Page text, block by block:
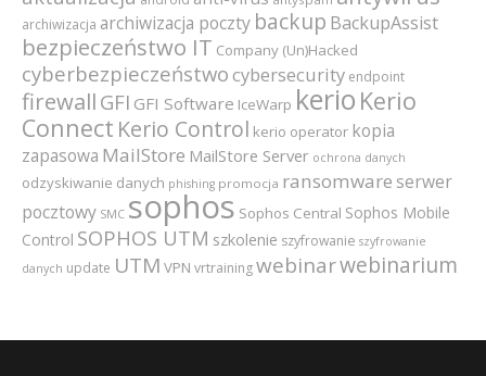
archiwizacja archiwizacja poczty backup BackupAssist
bezpieczeństwo IT Company (Un)Hacked
cyberbezpieczeństwocybersecurity endpoint
firewall GFI GFI Software IceWarp kerio Kerio
Connect Kerio Control kerio operator kopia
zapasowa MailStore MailStore Server ochrona danych
odzyskiwanie danych phishing promocja ransomware serwer
pocztowy SMC sophos Sophos Central Sophos Mobile
Control SOPHOS UTM szkolenie szyfrowanie szyfrowanie
danych update UTM VPN vrtrainingwebinarwebinarium